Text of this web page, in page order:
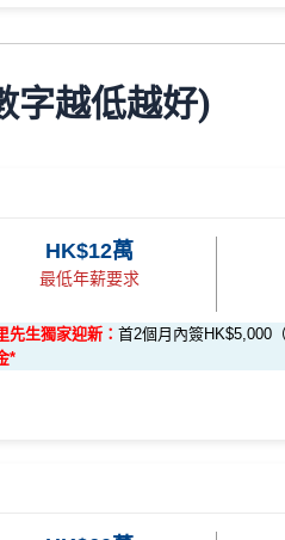
解說
息準確。若任何信息與你到訪之
金融機構的網站為產
告客戶贊助，我們並不會特別註
This information may be
site. For any discrepancy
always based on objective analysis
交通津貼
卡建立正面信貸資料報告紀錄
外里賞金。每1里賞金 ≈ HK$1，
件及 冷河期
曆月內自動存入至認可信用卡戶口
包增值都計迎新，不過要留意手續費
csl、網上行及Now TV的賬單可
shop.theclub.com.hk/或Club
，持卡人仍可在合資格簽賬中賺取
9月30日
賞金*:
積認可簽賬滿HK$1,000或以上，賺
外里賞金。每1里賞金 ≈ HK$1，
迎新條件及冷河期
增值都計迎新，不過要留意手續費
字越低越好)
HK$12萬
最低年薪要求
先生獨家迎新： 首2個月內簽HK$5,000
*